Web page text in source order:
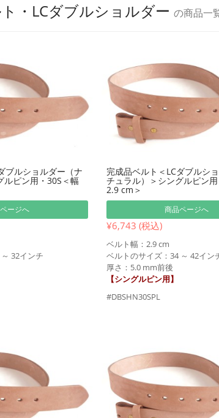
・LCダブルショルダー の商品一
ブルショルダー（ナ
ルピン用・30S＜幅
ージへ
32インチ
完成品ベルト＜LCダブルシ
チュラル）＞シングルピン
2.9 cm＞
商品ページへ
¥6,743 (税込)
ベルト幅：2.9 cm
ベルトのサイズ：34 ～ 42イン
厚さ：5.0 mm前後
【シングルピン用】
#DBSHN30SPL